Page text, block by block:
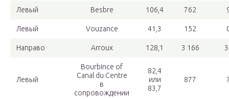
Левый Besbre 106,4 762
Левый Vouzance 41,3 152
Направо Arroux 128,1 3 166
Левый
Bourbince of
Canal du Centre
в
сопровождении
82,4
или
83,7
877